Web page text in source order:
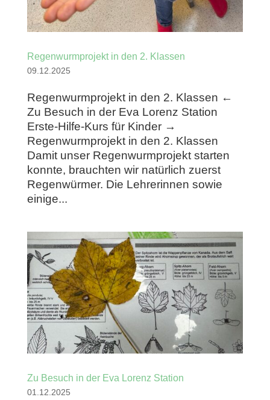
Regenwurmprojekt in den 2. Klassen
09.12.2025
Regenwurmprojekt in den 2. Klassen ←
Zu Besuch in der Eva Lorenz Station
Erste-Hilfe-Kurs für Kinder →
Regenwurmprojekt in den 2. Klassen
Damit unser Regenwurmprojekt starten
konnte, brauchten wir natürlich zuerst
Regenwürmer. Die Lehrerinnen sowie
einige...
Zu Besuch in der Eva Lorenz Station
01.12.2025